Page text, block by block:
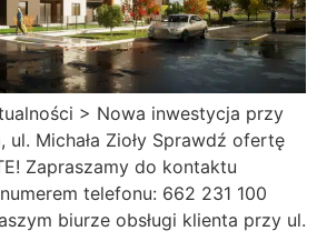
> Nowa inwestycja przy
ul. Michała Zioły Sprawdź ofertę
Zapraszamy do kontaktu
telefonu: 662 231 100
biurze obsługi klienta przy ul.